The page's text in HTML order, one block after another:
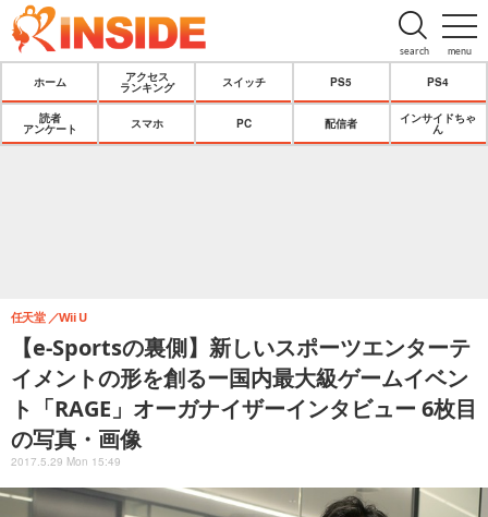
menu
search
ホーム
アクセス
ランキング
スイッチ PS5 PS4
読者
アンケート
スマホ PC 配信者
インサイドちゃ
ん
【e-Sportsの裏側】新しいスポーツエンターテ
イメントの形を創るー国内最大級ゲームイベン
ト「RAGE」オーガナイザーインタビュー 6枚目
の写真・画像
任天堂 Wii U
2017.5.29 Mon 15:49